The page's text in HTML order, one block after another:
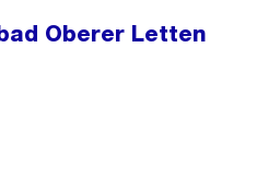
Oberer Letten